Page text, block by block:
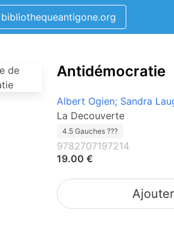
bibliothequeantigone.org
Antidémocratie
Albert Ogien; Sandra
La Decouverte
4.5 Gauches ???
9782707197214
19.00 €